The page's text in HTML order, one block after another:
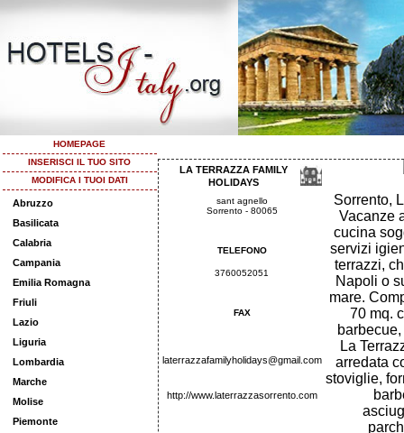
HOMEPAGE
INSERISCI IL TUO SITO
MODIFICA I TUOI DATI
Abruzzo
Basilicata
Calabria
Campania
Emilia Romagna
Friuli
Lazio
Liguria
Lombardia
Marche
Molise
Piemonte
LA TERRAZZA FAMILY
HOLIDAYS
sant agnello
Sorrento - 80065
TELEFONO
3760052051
FAX
laterrazzafamilyholidays@gmail.com
http://www.laterrazzasorrento.com
Sorrento,
Vacanze
cucina
servizi
terrazzi,
Napoli o
mare.
70 mq.
La
arredata
stoviglie,